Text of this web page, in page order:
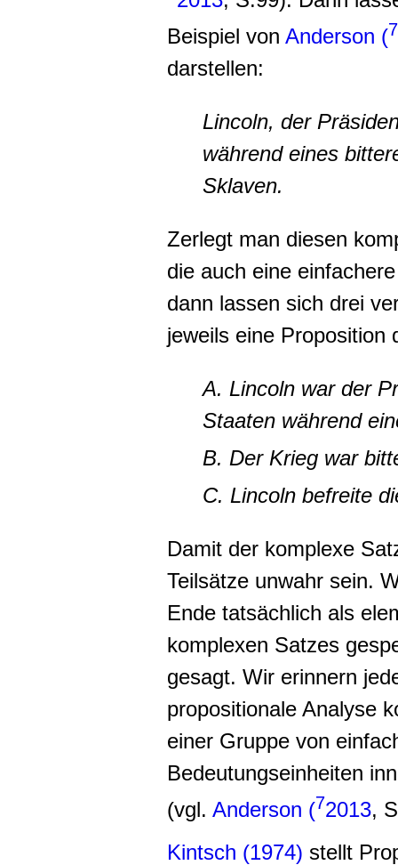
Beispiel von Anderson (7
darstellen:
Lincoln, der
während eines
Sklaven.
Zerlegt man diesen
die auch eine
dann lassen sich drei
jeweils eine Proposition
A. Lincoln war der
Staaten während
B. Der Krieg war
C. Lincoln befreite
Damit der komplexe
Teilsätze unwahr sein.
Ende tatsächlich als
komplexen Satzes
gesagt. Wir erinnern
propositionale Analyse
einer Gruppe von
Bedeutungseinheiten
(vgl. Anderson (72013,
Kintsch (1974) stellt